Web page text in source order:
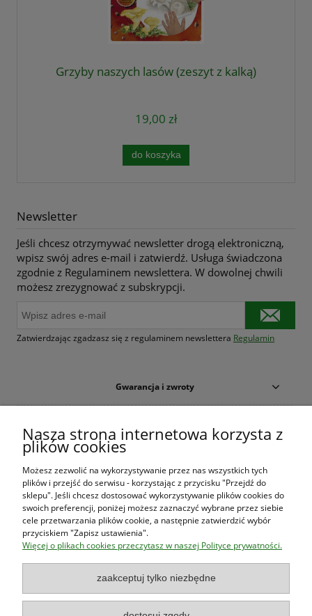
Grzyby naszych lasów (zeszyt z kalką)
19,00 zł
do koszyka
Newsletter
Jeśli chcesz otrzymywać newsletter drogą elektroniczną,
wpisz swój adres e-mail i zatwierdź. Usługa świadczona
zgodnie z Regulaminem newslettera. W dowolnej chwili
możesz zrezygnować z subskrypcji.
Zatwierdzając zgadzasz się z regulaminem newslettera Regulamin
Gwarancja i zwroty
O firmie
Księgarnia Las Książek www.lasksiazek.pl| Aleje Jerozolimskie
53 (p. 2, lok. 212)| 00-697 Warszawa | 22 290 23 47 | Serdecznie
zapraszamy!
jest czynna od poniedziałku do piątku w godzinach
- 16:00
Nasza strona internetowa korzysta z
plików cookies
Możesz zezwolić na wykorzystywanie przez nas wszystkich tych
plików i przejść do serwisu - korzystając z przycisku "Przejdź do
sklepu". Jeśli chcesz dostosować wykorzystywanie plików cookies do
swoich preferencji, poniżej możesz zaznaczyć wybrane przez siebie
cele przetwarzania plików cookie, a następnie zatwierdzić wybór
przyciskiem "Zapisz ustawienia".
Więcej o plikach cookies przeczytasz w naszej Polityce prywatności.
zaakceptuj tylko niezbędne